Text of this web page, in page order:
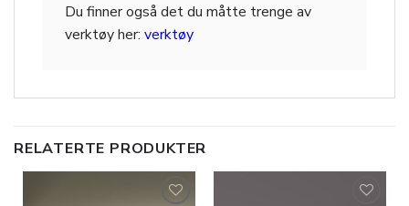
Du finner også det du måtte trenge av
verktøy her: verktøy
RELATERTE PRODUKTER